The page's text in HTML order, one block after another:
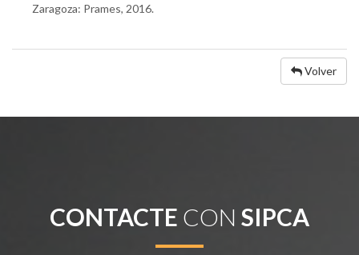
Zaragoza: Prames, 2016.
Volver
CONTACTE CON SIPCA